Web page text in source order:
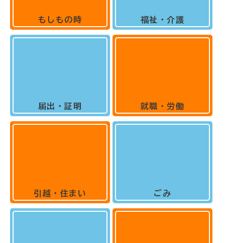
もしもの時
届出・証明
引越・住まい
福祉・介護
就職・労働
ごみ